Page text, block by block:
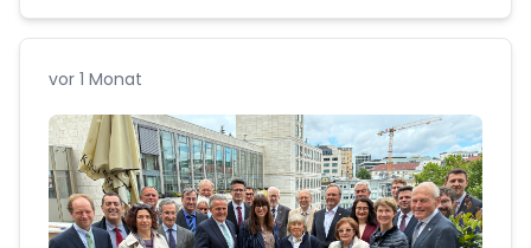
vor 1 Monat